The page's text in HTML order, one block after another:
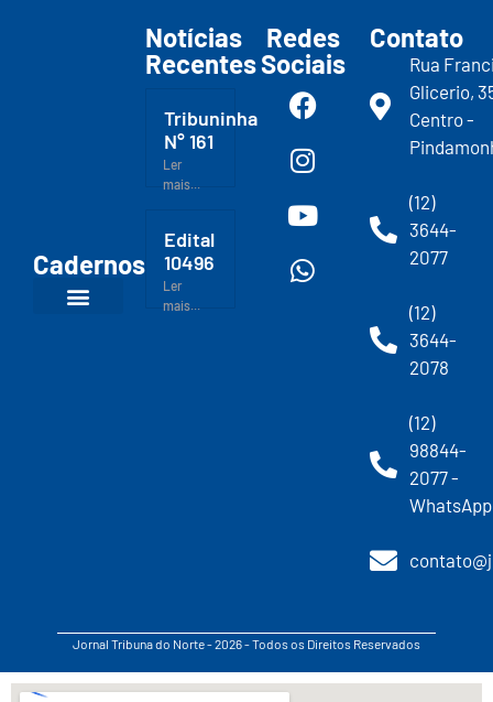
Cadernos
Notícias
Recentes
Tribuninha
N° 161
Ler
mais...
Edital
10496
Ler
mais...
Redes
Sociais
Contato
Rua
Glicerio,
Centro -
(12)
3644-
2077
(12)
3644-
2078
(12)
98844-
2077 -
WhatsApp
Jornal Tribuna do Norte - 2026 - Todos os Direitos Reservados